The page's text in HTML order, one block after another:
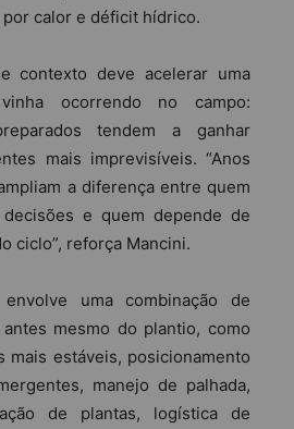
calor e déficit hídrico.
contexto deve acelerar uma
ocorrendo no campo:
tendem a ganhar
mais imprevisíveis. “Anos
a diferença entre quem
e quem depende de
ciclo”, reforça Mancini.
uma combinação de
mesmo do plantio, como
mais estáveis, posicionamento
manejo de palhada,
de plantas, logística de